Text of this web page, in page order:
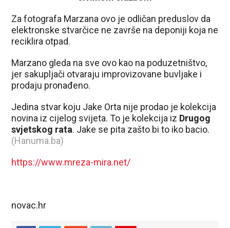
Za fotografa Marzana ovo je odličan preduslov da
elektronske stvarčice ne završe na deponiji koja ne
reciklira otpad.
Marzano gleda na sve ovo kao na poduzetništvo,
jer sakupljači otvaraju improvizovane buvljake i
prodaju pronađeno.
Jedina stvar koju Jake Orta nije prodao je kolekcija
novina iz cijelog svijeta. To je kolekcija iz Drugog
svjetskog rata. Jake se pita zašto bi to iko bacio.
(Hanuma.ba)
https://www.mreza-mira.net/
novac.hr